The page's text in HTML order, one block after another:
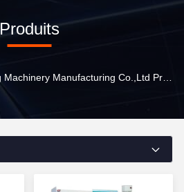
Produits